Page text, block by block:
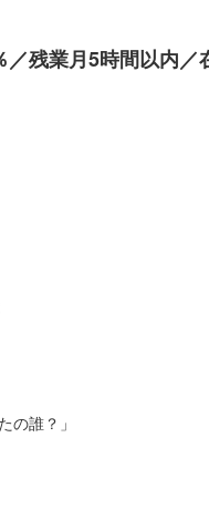
残業月5時間以内／
の誰？」